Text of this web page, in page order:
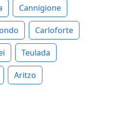
Cannigione
Carloforte
Teulada
Aritzo